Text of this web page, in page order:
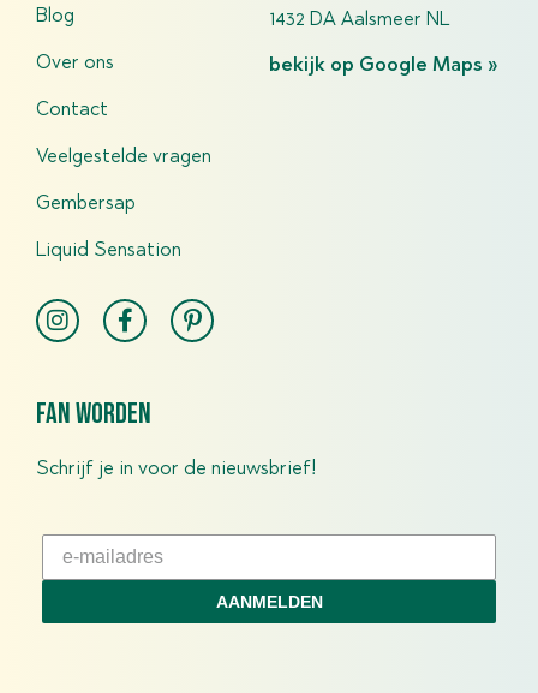
Blog
Over ons
Contact
Veelgestelde vragen
Gembersap
Liquid Sensation
1432 DA Aalsmeer NL
bekijk op Google Maps »
fan worden
Schrijf je in voor de nieuwsbrief!
AANMELDEN